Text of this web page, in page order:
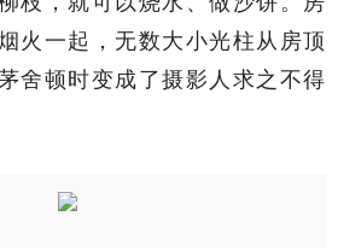
火一起，无数大小光柱从房顶
舍顿时变成了摄影人求之不得